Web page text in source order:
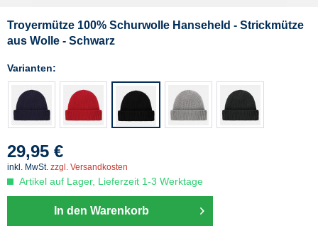
Troyermütze 100% Schurwolle Hanseheld - Strickmütze
aus Wolle - Schwarz
Varianten:
29,95 €
inkl. MwSt. zzgl. Versandkosten
Artikel auf Lager, Lieferzeit 1-3 Werktage
In den Warenkorb